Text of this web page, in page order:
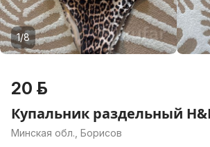
1/8
20 р.
Купальник раздельный
Минская обл., Борисов